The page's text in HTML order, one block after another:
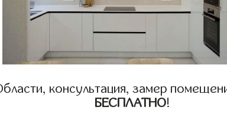
консультация, замер
БЕСПЛАТНО!